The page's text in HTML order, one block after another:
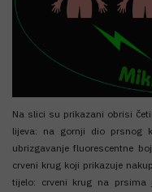
Na slici su prikazani obrisi
lijeva: na gornji dio prsnog
ubrizgavanje fluorescentne
crveni krug koji prikazuje
tijelo: crveni krug na